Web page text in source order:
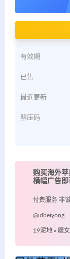
有效期
已售
最近更新
解压码
购买海外
横幅广告即
付费服务 非
@idbeiyong
19泥地 » 魔